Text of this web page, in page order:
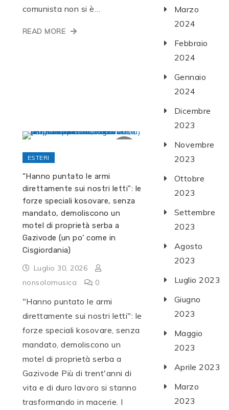
comunista non si è…
READ MORE
ESTERI
“Hanno puntato le armi
direttamente sui nostri letti”: le
forze speciali kosovare, senza
mandato, demoliscono un
motel di proprietà serba a
Gazivode (un po’ come in
Cisgiordania)
Luglio 30, 2026
nonsolomusica
0
"Hanno puntato le armi
direttamente sui nostri letti": le
forze speciali kosovare, senza
mandato, demoliscono un
motel di proprietà serba a
Gazivode Più di trent'anni di
vita e di duro lavoro si stanno
trasformando in macerie. I
Marzo
2024
Febbraio
2024
Gennaio
2024
Dicembre
2023
Novembre
2023
Ottobre
2023
Settembre
2023
Agosto
2023
Luglio 2023
Giugno
2023
Maggio
2023
Aprile 2023
Marzo
2023